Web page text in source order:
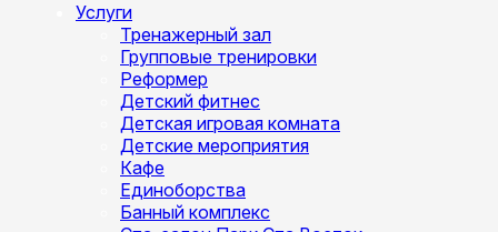
Услуги
Тренажерный зал
Групповые тренировки
Реформер
Детский фитнес
Детская игровая комната
Детские мероприятия
Кафе
Единоборства
Банный комплекс